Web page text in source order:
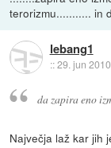
terorizmu........... in
lebang1
::29. jun
da zapira eno
Največja laž kar jih